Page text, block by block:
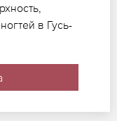
в Гусь-